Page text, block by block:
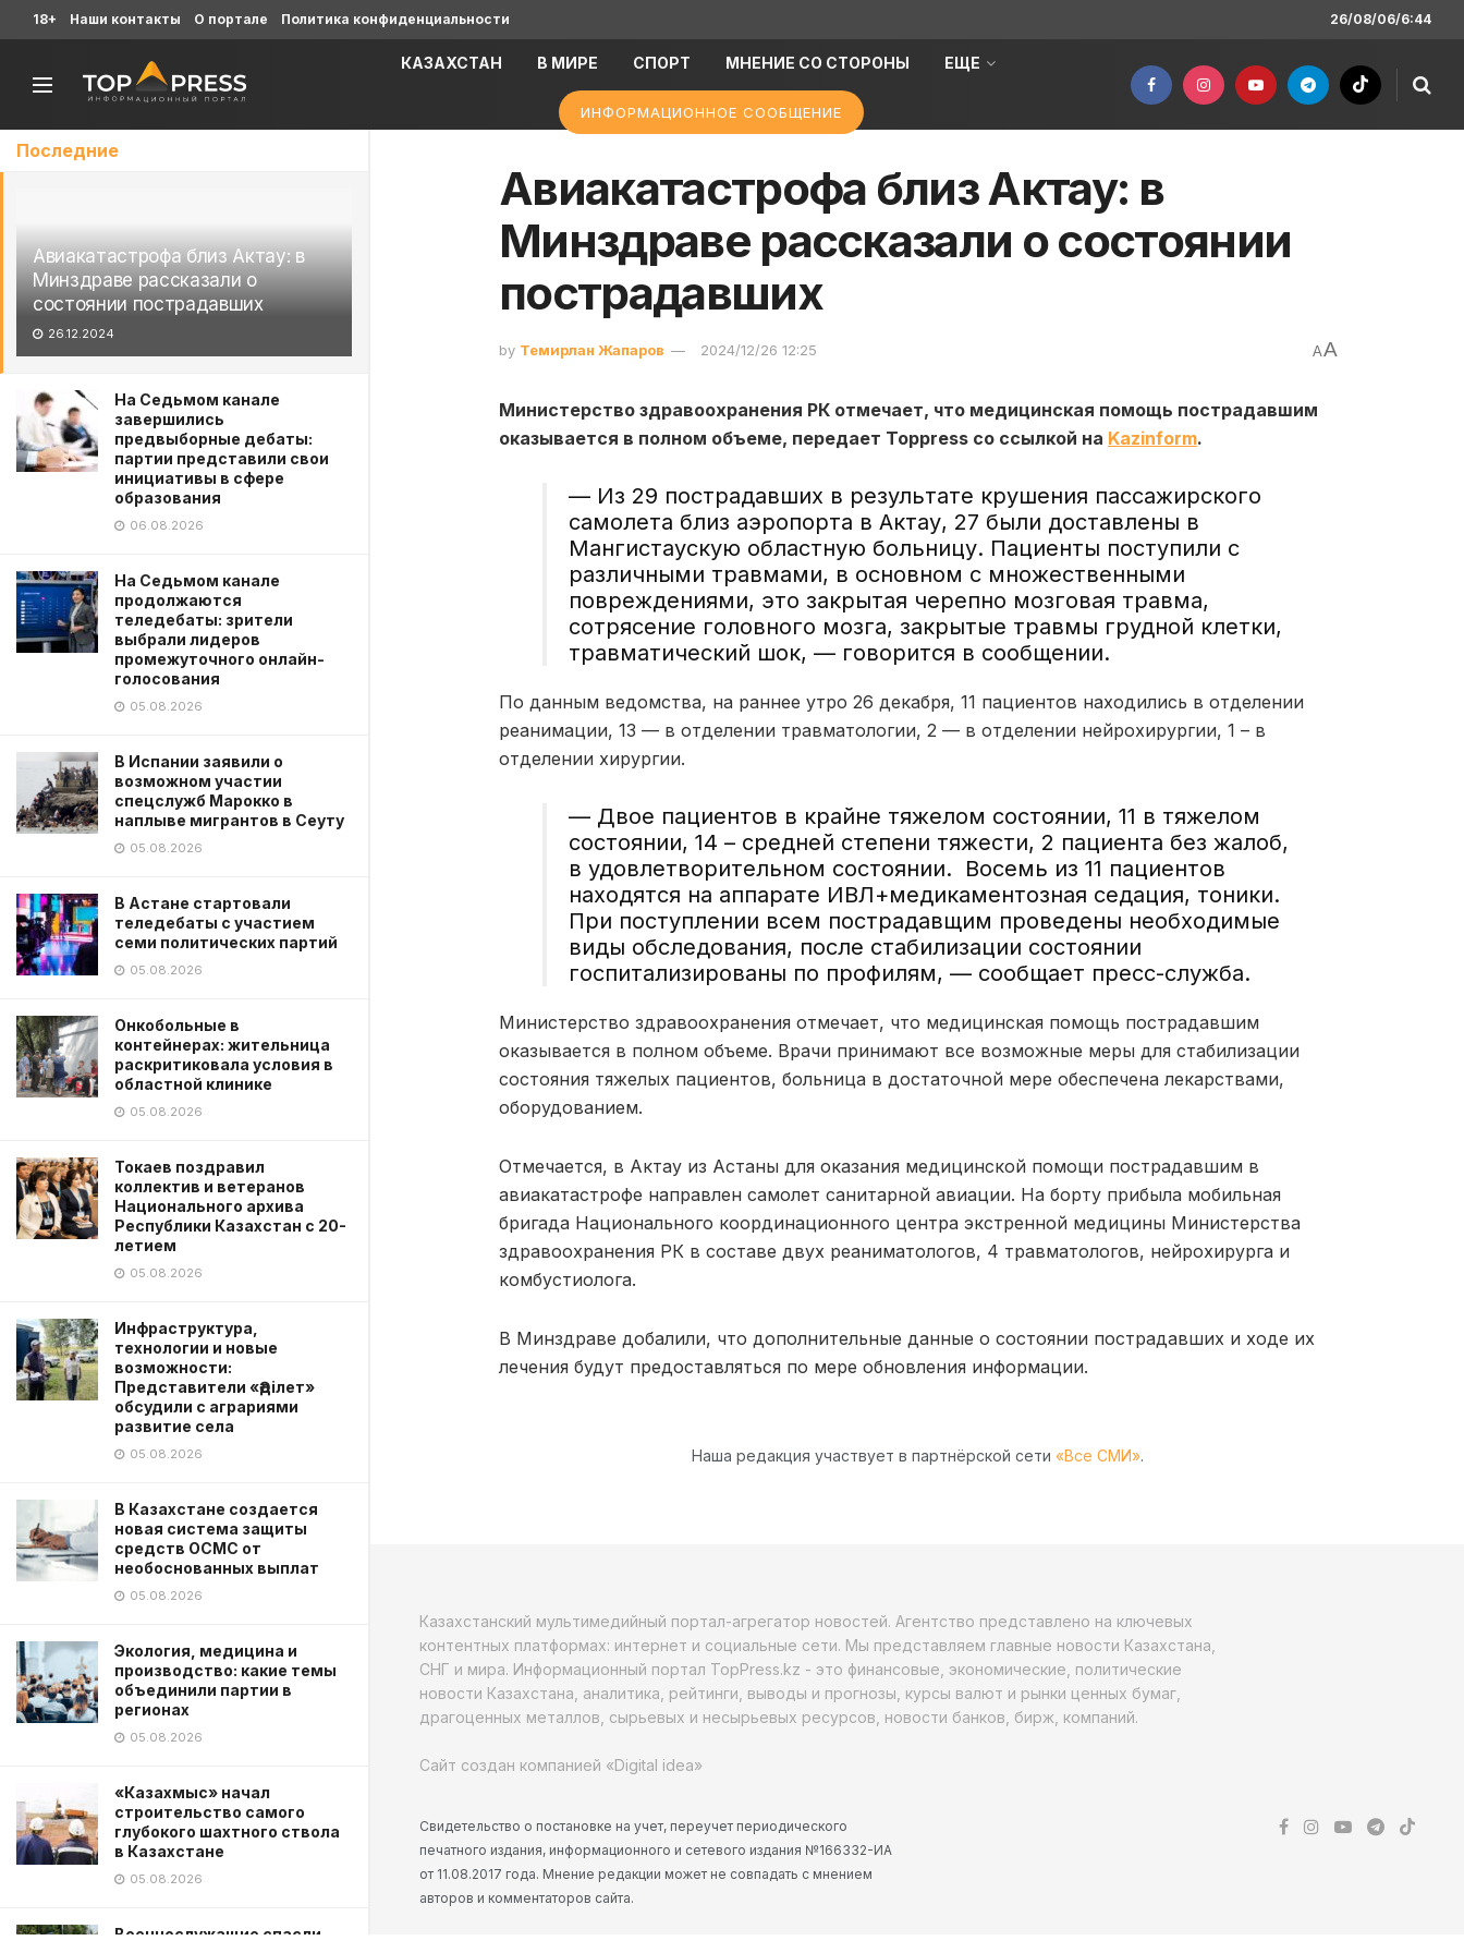
Последние
Авиакатастрофа близ Актау: в
Минздраве рассказали о
состоянии пострадавших
26.12.2024
На Седьмом канале
завершились
предвыборные дебаты:
партии представили свои
инициативы в сфере
образования
06.08.2026
На Седьмом канале
продолжаются
теледебаты: зрители
выбрали лидеров
промежуточного онлайн-
голосования
05.08.2026
В Испании заявили о
возможном участии
спецслужб Марокко в
наплыве мигрантов в Сеуту
05.08.2026
В Астане стартовали
теледебаты с участием
семи политических партий
05.08.2026
Онкобольные в
контейнерах: жительница
раскритиковала условия в
областной клинике
05.08.2026
Токаев поздравил
коллектив и ветеранов
Национального архива
Республики Казахстан с 20-
летием
05.08.2026
Инфраструктура,
технологии и новые
возможности:
Представители «Әділет»
обсудили с аграриями
развитие села
05.08.2026
В Казахстане создается
новая система защиты
средств ОСМС от
необоснованных выплат
05.08.2026
Экология, медицина и
производство: какие темы
объединили партии в
регионах
05.08.2026
«Казахмыс» начал
строительство самого
глубокого шахтного ствола
в Казахстане
05.08.2026
Военнослужащие спасли
18+ Наши контакты О портале Политика конфиденциальности 26/08/06/6:44
КАЗАХСТАН В МИРЕ СПОРТ МНЕНИЕ СО СТОРОНЫ ЕЩЕ
ИНФОРМАЦИОННОЕ СООБЩЕНИЕ
Авиакатастрофа близ Актау: в
Минздраве рассказали о состоянии
пострадавших
by Темирлан Жапаров 2024/12/26 12:25 AA
Министерство здравоохранения РК отмечает, что медицинская помощь пострадавшим
оказывается в полном объеме, передает Toppress со ссылкой на Kazinform.
— Из 29 пострадавших в результате крушения пассажирского
самолета близ аэропорта в Актау, 27 были доставлены в
Мангистаускую областную больницу. Пациенты поступили с
различными травмами, в основном с множественными
повреждениями, это закрытая черепно мозговая травма,
сотрясение головного мозга, закрытые травмы грудной клетки,
травматический шок, — говорится в сообщении.
По данным ведомства, на раннее утро 26 декабря, 11 пациентов находились в отделении
реанимации, 13 — в отделении травматологии, 2 — в отделении нейрохирургии, 1 – в
отделении хирургии.
— Двое пациентов в крайне тяжелом состоянии, 11 в тяжелом
состоянии, 14 – средней степени тяжести, 2 пациента без жалоб,
в удовлетворительном состоянии. Восемь из 11 пациентов
находятся на аппарате ИВЛ+медикаментозная седация, тоники.
При поступлении всем пострадавщим проведены необходимые
виды обследования, после стабилизации состоянии
госпитализированы по профилям, — сообщает пресс-служба.
Министерство здравоохранения отмечает, что медицинская помощь пострадавшим
оказывается в полном объеме. Врачи принимают все возможные меры для стабилизации
состояния тяжелых пациентов, больница в достаточной мере обеспечена лекарствами,
оборудованием.
Отмечается, в Актау из Астаны для оказания медицинской помощи пострадавшим в
авиакатастрофе направлен самолет санитарной авиации. На борту прибыла мобильная
бригада Национального координационного центра экстренной медицины Министерства
здравоохранения РК в составе двух реаниматологов, 4 травматологов, нейрохирурга и
комбустиолога.
В Минздраве добалили, что дополнительные данные о состоянии пострадавших и ходе их
лечения будут предоставляться по мере обновления информации.
Наша редакция участвует в партнёрской сети «Все СМИ».
Казахстанский мультимедийный портал-агрегатор новостей. Агентство представлено на ключевых
контентных платформах: интернет и социальные сети. Мы представляем главные новости Казахстана,
СНГ и мира. Информационный портал TopPress.kz - это финансовые, экономические, политические
новости Казахстана, аналитика, рейтинги, выводы и прогнозы, курсы валют и рынки ценных бумаг,
драгоценных металлов, сырьевых и несырьевых ресурсов, новости банков, бирж, компаний.
Сайт создан компанией «Digital idea»
Свидетельство о постановке на учет, переучет периодического
печатного издания, информационного и сетевого издания №166332-ИА
от 11.08.2017 года. Мнение редакции может не совпадать с мнением
авторов и комментаторов сайта.